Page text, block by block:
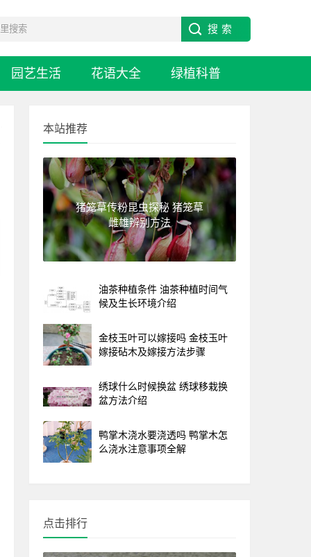
园艺生活 花语大全 绿植科普
本站推荐
猪笼草传粉昆虫探秘 猪笼草
雌雄辨别方法
油茶种植条件 油茶种植时间气
候及生长环境介绍
金枝玉叶可以嫁接吗 金枝玉叶
嫁接砧木及嫁接方法步骤
绣球什么时候换盆 绣球移栽换
盆方法介绍
鸭掌木浇水要浇透吗 鸭掌木怎
么浇水注意事项全解
点击排行